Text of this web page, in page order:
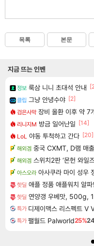
목록 본문
지금 뜨는 인벤
정보 룩삼 니니 초대석 안내
클립 그냥 안녕수야 [2]
검은사막 장비 올환 이후 약 7
리니지M 방금 일어난일 [14]
LoL 야동 투척하고 간다 [20]
해외겜 중국 CXMT, D램 매
해외겜 스위치2판 ‘몬헌 와
아스오라 아사쿠라 마이 성우
핫딜 애플 정품 애플워치 알파인
핫딜 연양갱 우베맛, 500g,
특가
특가 팰월드 Palworld25%